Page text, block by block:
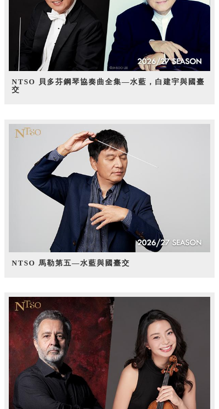
NTSO 貝多芬鋼琴協奏曲全集—水藍，白建宇與國臺
交
NTSO 馬勒第五—水藍與國臺交